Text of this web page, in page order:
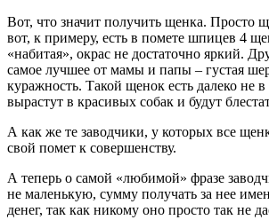
Вот, что значит получить щенка. Просто
вот, к примеру, есть в помете шпицев 4
«набитая», окрас не достаточно яркий.
самое лучшее от мамы и папы – густая
куражность. Такой щенок есть далеко не
вырастут в красивых собак и будут
А как же те заводчики, у которых все
свой помет к совершенству.
А теперь о самой «любимой» фразе
не маленькую, сумму получать за нее
денег, так как никому оно просто так не